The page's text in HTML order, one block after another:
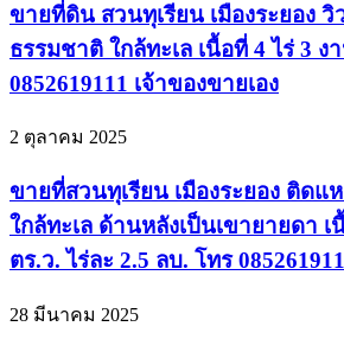
ขายที่ดิน สวนทุเรียน เมืองระยอง
ธรรมชาติ ใกล้ทะเล เนื้อที่ 4 ไร่ 3 ง
0852619111 เจ้าของขายเอง
2 ตุลาคม 2025
ขายที่สวนทุเรียน เมืองระยอง ติดแ
ใกล้ทะเล ด้านหลังเป็นเขายายดา เ
ตร.ว. ไร่ละ 2.5 ลบ. โทร
28 มีนาคม 2025